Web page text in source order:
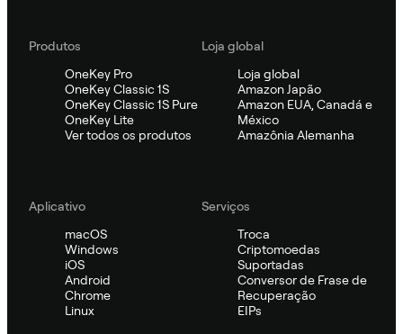
Produtos
OneKey Pro
OneKey Classic 1S
OneKey Classic 1S Pure
OneKey Lite
Ver todos os produtos
Loja global
Loja global
Amazon Japão
Amazon EUA, Canadá e
México
Amazônia Alemanha
Aplicativo
macOS
Windows
iOS
Android
Chrome
Linux
Serviços
Troca
Criptomoedas
Suportadas
Conversor de Frase de
Recuperação
EIPs